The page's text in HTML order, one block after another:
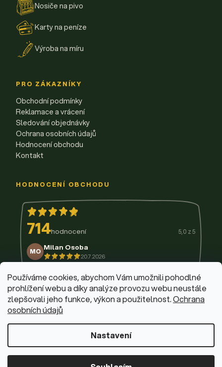
Používáme cookies, abychom Vám umožnili pohodlné
prohlížení webu a díky analýze provozu webu neustále
zlepšovali jeho funkce, výkon a použitelnost.Ochrana
osobních údajů
Nastavení
Nosiče na pivo
Karty na peníze
Výroba na míru
PRO ZÁKAZNÍKY
Obchodní podmínky
Reklamace a vrácení
Sledování objednávky
Ochrana osobních údajů
Hodnocení obchodu
Kontakt
HODNOCENÍ OBCHODU
714hodnocení 5,0 z 5
MO Milan Osoba
20.7.2026
14.7.2026
11.7.2026
9.7.2026
3.7.2026
29.6.2026
© 2026 Firemní krabičky
Dominik Fabík